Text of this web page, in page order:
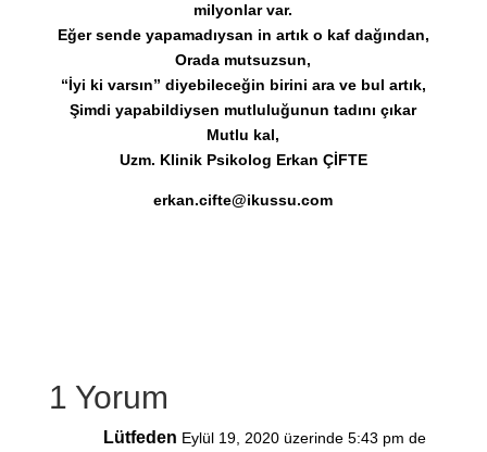
milyonlar var.
Eğer sende yapamadıysan in artık o kaf dağından,
Orada mutsuzsun,
“İyi ki varsın” diyebileceğin birini ara ve bul artık,
Şimdi yapabildiysen mutluluğunun tadını çıkar
Mutlu kal,
Uzm. Klinik Psikolog Erkan ÇİFTE
erkan.cifte@ikussu.com
1 Yorum
Lütfeden Eylül 19, 2020 üzerinde 5:43 pm de